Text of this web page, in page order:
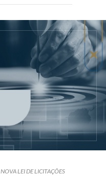
NOVA LEI DE LICITAÇÕES